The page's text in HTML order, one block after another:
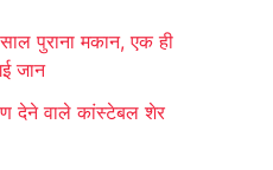
पुराना मकान, एक ही
जान
देने वाले कांस्टेबल शेर